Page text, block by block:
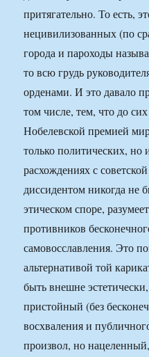
притягательно. То есть,
нецивилизованных (по
города и пароходы
то всю грудь
орденами. И это давало
том числе, тем, что до
Нобелевской премией
только политических, но
расхождениях с
диссидентом никогда не
этическом споре,
противников
самовосславления. Это
альтернативой той
быть внешне
пристойный (без
восхваления и
произвол, но